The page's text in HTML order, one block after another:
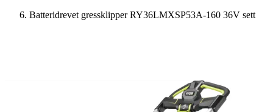
Batteridrevet gressklipper RY36LMXSP53A-160 36V sett